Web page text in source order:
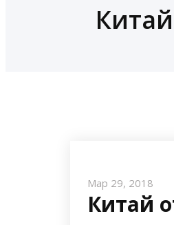
Мар 29, 2018
Китай